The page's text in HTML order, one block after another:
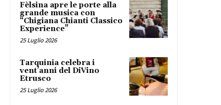
Fèlsina apre le porte alla
grande musica con
“Chigiana Chianti Classico
Experience”
25 Luglio 2026
Tarquinia celebra i
vent’anni del DiVino
Etrusco
25 Luglio 2026